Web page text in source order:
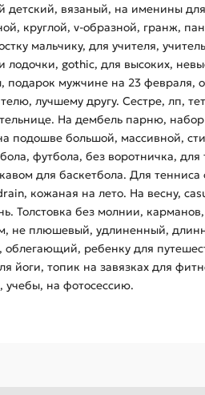
детский, вязаный, на именины
круглой, v-образной, гранж,
мальчику, для учителя,
лодочки, gothic, для высоких,
мужчине на 23 февраля,
лучшему другу. Сестре, лп,
На дембель парню,
большой, массивной,
футбола, без воротничка,
для баскетбола. Для
кожаная на лето. На весну,
Толстовка без молнии,
не плюшевый, удлиненный,
ребенку для
йоги, топик на завязках для
учебы, на фотосессию.